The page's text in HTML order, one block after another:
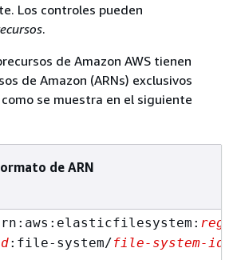
Los controles pueden
.
de Amazon AWS tienen
de Amazon (ARNs) exclusivos
se muestra en el siguiente
de ARN
:file-system/file-system-id